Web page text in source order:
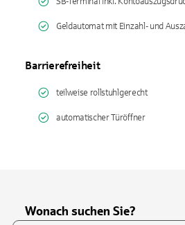
Geldautomat mit Einzahl- und
Barrierefreiheit
teilweise rollstuhlgerecht
automatischer Türöffner
Wonach suchen Sie?